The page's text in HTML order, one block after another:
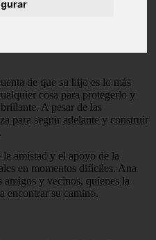
familia, la amistad y la lucha
de que su hijo es lo más
cosa para protegerlo y
A pesar de las
para seguir adelante y construir
.
amistad y el apoyo de la
en momentos difíciles. Ana
amigos y vecinos, quienes la
encontrar su camino.